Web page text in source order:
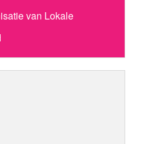
van Lokale